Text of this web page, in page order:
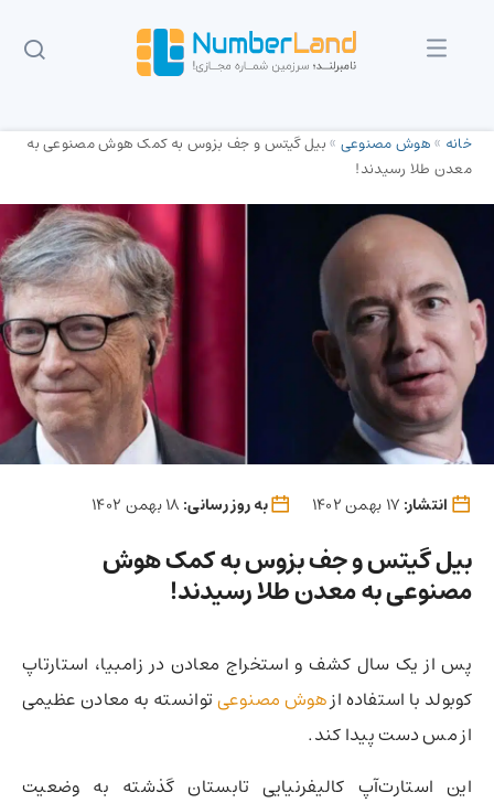
خانه »هوش مصنوعی »بیل گیتس و جف بزوس به کمک هوش مصنوعی به
معدن طلا رسیدند!
انتشار: به روز رسانی:
بیل گیتس و جف بزوس به کمک هوش
مصنوعی به معدن طلا رسیدند!
پس از یک سال کشف و استخراج معادن در زامبیا، استارتاپ
کوبولد با استفاده ازهوش مصنوعیتوانسته به معادن عظیمی
از مس دست پیدا کند.
این استارت‌آپ کالیفرنیایی تابستان گذشته به وضعیت